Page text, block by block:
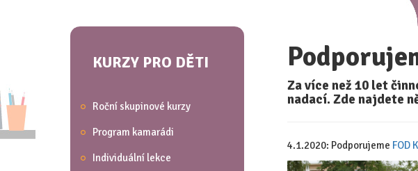
Za více než 10 let
nadací. Zde najdete
4.1.2020: Podporujeme FOD
KURZY PRO DĚTI
Roční skupinové kurzy
Program kamarádi
Individuální lekce